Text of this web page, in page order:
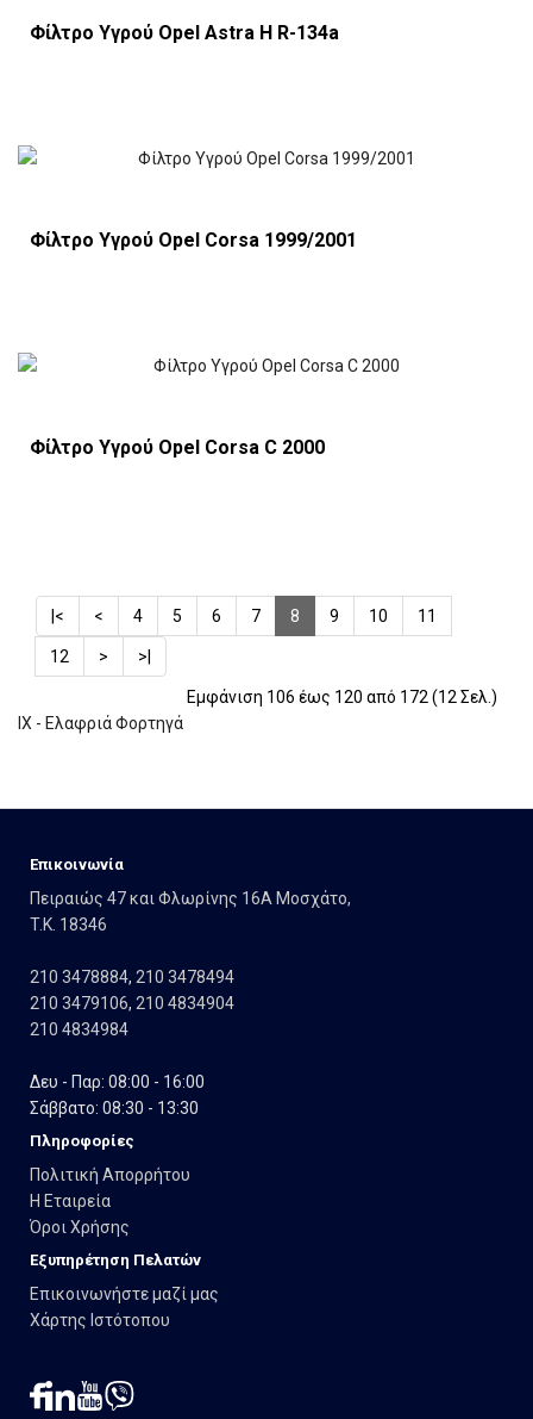
Φίλτρο Υγρού Opel Astra Η R-134a
Φίλτρο Υγρού Opel Corsa 1999/2001
Φίλτρο Υγρού Opel Corsa C 2000
|< < 4 5 6 7 8 9 10 11
12 > >|
Εμφάνιση 106 έως 120 από 172 (12 Σελ.)
ΙΧ - Ελαφριά Φορτηγά
Eπικοινωνία
Πειραιώς 47 και Φλωρίνης 16Α Μοσχάτο,
T.K. 18346
210 3478884, 210 3478494
210 3479106, 210 4834904
210 4834984
Δευ - Παρ: 08:00 - 16:00
Σάββατο: 08:30 - 13:30
Πληροφορίες
Πολιτική Απορρήτου
Η Εταιρεία
Όροι Χρήσης
Εξυπηρέτηση Πελατών
Επικοινωνήστε μαζί μας
Χάρτης Ιστότοπου